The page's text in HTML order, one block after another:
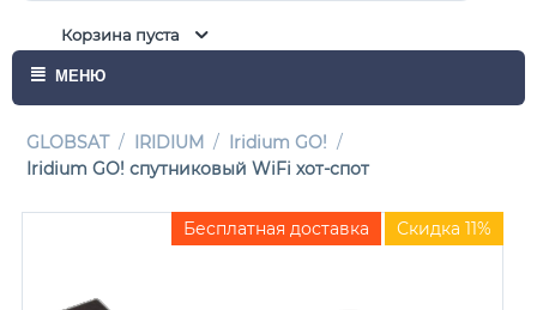
Корзина пуста
МЕНЮ
GLOBSAT / IRIDIUM / Iridium GO! /
Iridium GO! спутниковый WiFi хот-спот
Бесплатная доставка Скидка 11%